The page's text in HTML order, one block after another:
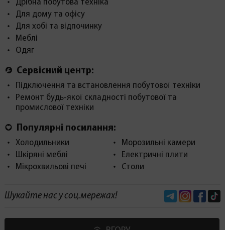
Дрібна побутова техніка
Для дому та офісу
Для хобі та відпочинку
Меблі
Одяг
Сервісний центр:
Підключення та встановлення побутової техніки
Ремонт будь-якої складності побутової та
промислової техніки
Популярні посилання:
Холодильники
Шкіряні меблі
Мікрохвильові печі
Морозильні камери
Електричні плити
Столи
Шукайте нас у соц.мережах! TelegramInstagram